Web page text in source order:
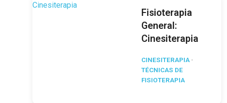
Fisioterapia
General:
Cinesiterapia
CINESITERAPIA ·
TÉCNICAS DE
FISIOTERAPIA